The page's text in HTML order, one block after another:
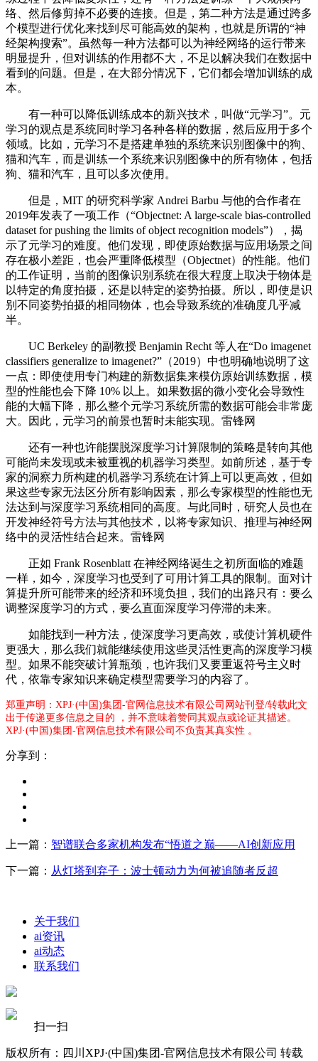
络、然后修剪掉不必要的连接。但是，第二种方法是通过跨多
个模型进行优化来找到尽可能高效的架构，也就是所谓的“神
经架构搜索”。虽然每一种方法都可以为神经网络的运行带来
明显提升，但对训练的作用都不大，不足以解决我们在数据中
看到的问题。但是，在大部分情况下，它们都会增加训练的成
本。
有一种可以降低训练成本的新兴技术，叫做“元学习”。元
学习的观点是系统同时学习各种各样的数据，然后应用于多个
领域。比如，元学习不是搭建单独的系统来识别图像中的狗、
猫和汽车，而是训练一个系统来识别图像中的所有物体，包括
狗、猫和汽车，且可以多次使用。
但是，MIT 的研究科学家 Andrei Barbu 与他的合作者在
2019年发表了一项工作（“Objectnet: A large-scale bias-controlled
dataset for pushing the limits of object recognition models”），揭
示了元学习的难度。他们发现，即使原始数据与应用场景之间
存在极小差距，也会严重降低模型（Objectnet）的性能。他们
的工作证明，当前的图像识别系统在很大程度上取决于物体是
以特定的角度拍摄，还是以特定的姿势拍摄。所以，即使是识
别不同姿势拍摄的相同物体，也会导致系统的准确度几乎减
半。
UC Berkeley 的副教授 Benjamin Recht 等人在“Do imagenet
classifiers generalize to imagenet?”（2019）中也明确地说明了这
一点：即使使用专门构建的新数据集来模仿原始训练数据，模
型的性能也会下降 10% 以上。如果数据的微小变化会导致性
能的大幅下降，那么整个元学习系统所需的数据可能会非常庞
大。因此，元学习的前景也暂时未能实现。雷锋网
还有一种也许能摆脱深度学习计算限制的策略是转向其他
可能尚未发现或未被重视的机器学习类型。如前所述，基于专
家的洞察力所构建的机器学习系统在计算上可以更高效，但如
果这些专家无法区分所有影响因素，那么专家模型的性能也无
法达到与深度学习系统相同的高度。与此同时，研究人员也在
开发神经符号方法与其他技术，以将专家知识、推理与神经网
络中的灵活性结合起来。雷锋网
正如 Frank Rosenblatt 在神经网络诞生之初所面临的难题
一样，如今，深度学习也受到了可用计算工具的限制。面对计
算提升所可能带来的经济和环境负担，我们的出路只有：要么
调整深度学习的方式，要么直面深度学习停滞的未来。
如能找到一种方法，使深度学习更高效，或使计算机硬件
更强大，那么我们就能继续使用这些灵活性更高的深度学习模
型。如果不能突破计算瓶颈，也许我们又要重返符号主义时
代，依靠专家知识来确定模型需要学习的内容了。
郑重声明：XPJ·(中国)集团-官网信息技术有限公司网站刊登/转载此文
出于传递更多信息之目的 ，并不意味着赞同其观点或论证其描述。
XPJ·(中国)集团-官网信息技术有限公司不负责其真实性 。
分享到：
上一篇： 智谱联合多家机构发布“悟道之巅——AI创新应用
下一篇： 从灯塔到弃子：波士顿动力为何被追随者反超
关于我们
ai资讯
ai动态
联系我们
扫一扫
版权所有：四川XPJ·(中国)集团-官网信息技术有限公司 转载